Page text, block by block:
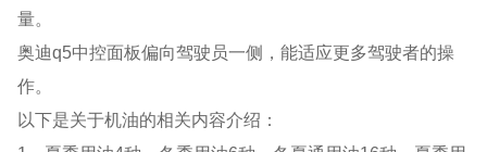
量。
奥迪q5中控面板偏向驾驶员一侧，能适应更多驾驶者的操
作。
以下是关于机油的相关内容介绍：